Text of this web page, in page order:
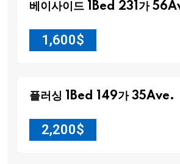
베이사이드 1Bed 231가
1,600$
플러싱 1Bed 149가 35Ave.
2,200$